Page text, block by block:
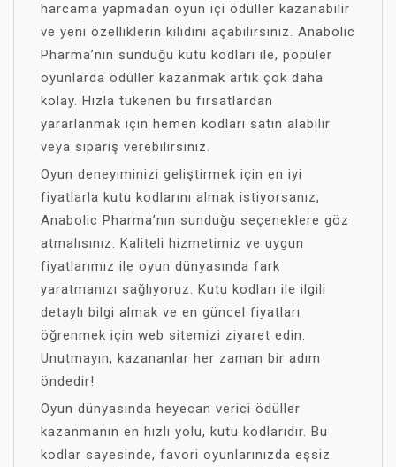
harcama yapmadan oyun içi ödüller kazanabilir
ve yeni özelliklerin kilidini açabilirsiniz. Anabolic
Pharma’nın sunduğu kutu kodları ile, popüler
oyunlarda ödüller kazanmak artık çok daha
kolay. Hızla tükenen bu fırsatlardan
yararlanmak için hemen kodları satın alabilir
veya sipariş verebilirsiniz.
Oyun deneyiminizi geliştirmek için en iyi
fiyatlarla kutu kodlarını almak istiyorsanız,
Anabolic Pharma’nın sunduğu seçeneklere göz
atmalısınız. Kaliteli hizmetimiz ve uygun
fiyatlarımız ile oyun dünyasında fark
yaratmanızı sağlıyoruz. Kutu kodları ile ilgili
detaylı bilgi almak ve en güncel fiyatları
öğrenmek için web sitemizi ziyaret edin.
Unutmayın, kazananlar her zaman bir adım
öndedir!
Oyun dünyasında heyecan verici ödüller
kazanmanın en hızlı yolu, kutu kodlarıdır. Bu
kodlar sayesinde, favori oyunlarınızda eşsiz